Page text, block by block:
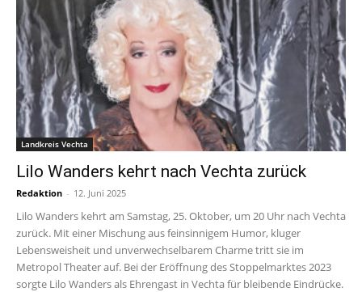
Landkreis Vechta
Lilo Wanders kehrt nach Vechta zurück
Redaktion - 12. Juni 2025
Lilo Wanders kehrt am Samstag, 25. Oktober, um 20 Uhr nach Vechta
zurück. Mit einer Mischung aus feinsinnigem Humor, kluger
Lebensweisheit und unverwechselbarem Charme tritt sie im
Metropol Theater auf. Bei der Eröffnung des Stoppelmarktes 2023
sorgte Lilo Wanders als Ehrengast in Vechta für bleibende Eindrücke.